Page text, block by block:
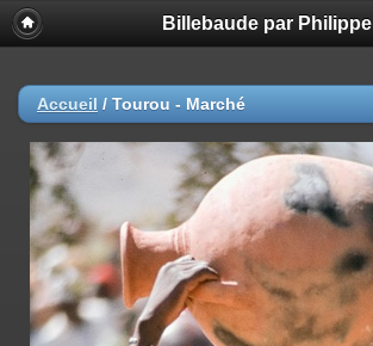
Billebaude par Philippe
Accueil / Tourou - Marché